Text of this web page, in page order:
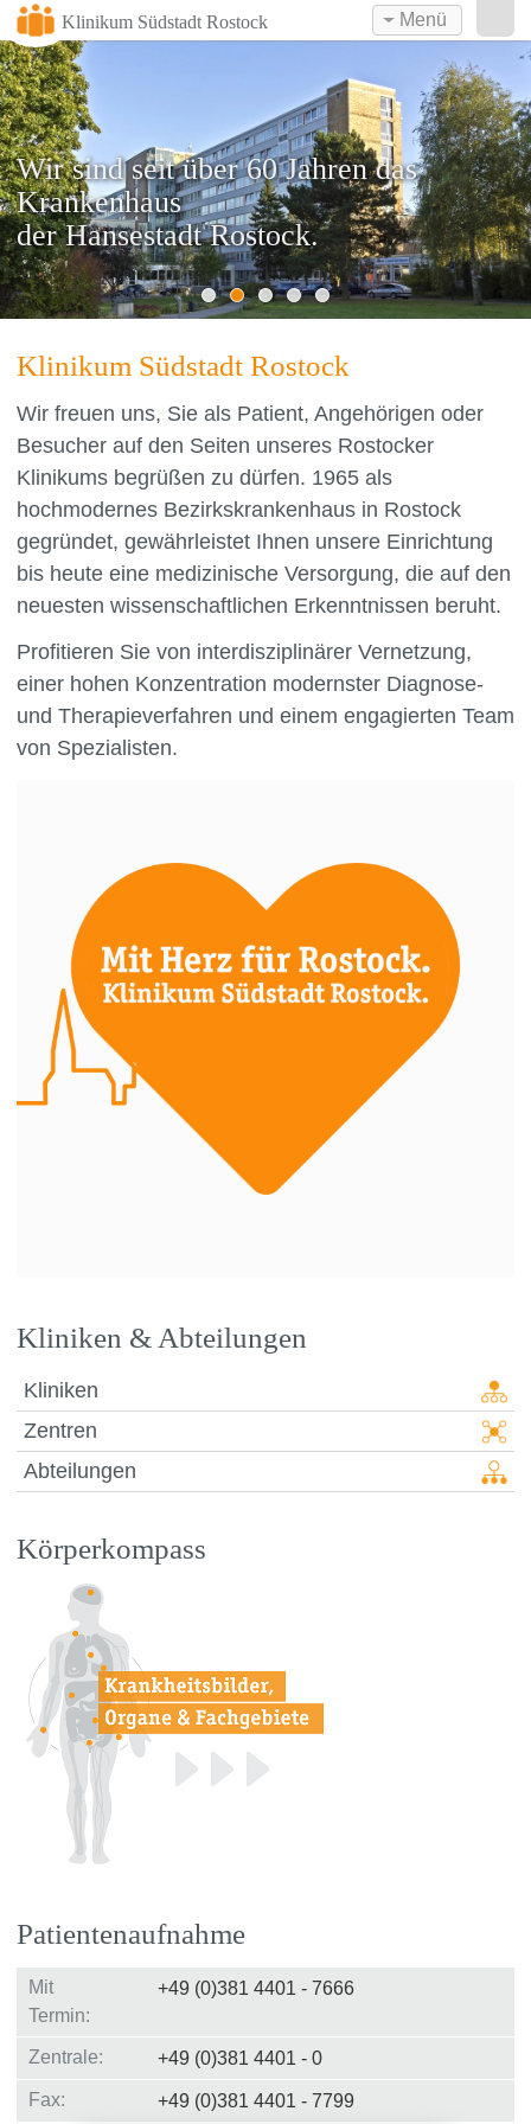
Klinikum Südstadt Rostock Menü
Wir sind seit über 60 Jahren das
Krankenhaus
der Hansestadt Rostock.
Wir bieten eine umfassende Versorgung
durch interdisziplinäre Zusammenarbeit.
Wir sind Spezialisten mit exzellenten
Diagnose- und Therapieleistungen.
Wir freuen uns über
mehr als 2000 geborene Kinder pro Jahr.
Wir bieten auch Ihnen
einen attraktiven Arbeitsplatz.
Klinikum Südstadt Rostock
Wir freuen uns, Sie als Patient, Angehörigen oder
Besucher auf den Seiten unseres Rostocker
Klinikums begrüßen zu dürfen. 1965 als
hochmodernes Bezirkskrankenhaus in Rostock
gegründet, gewährleistet Ihnen unsere Einrichtung
bis heute eine medizinische Versorgung, die auf den
neuesten wissenschaftlichen Erkenntnissen beruht.
Profitieren Sie von interdisziplinärer Vernetzung,
einer hohen Konzentration modernster Diagnose-
und Therapieverfahren und einem engagierten Team
von Spezialisten.
Kliniken & Abteilungen
Kliniken
Zentren
Abteilungen
Körperkompass
Patientenaufnahme
Mit
Termin:
+49 (0)381 4401 - 7666
Zentrale: +49 (0)381 4401 - 0
Fax: +49 (0)381 4401 - 7799